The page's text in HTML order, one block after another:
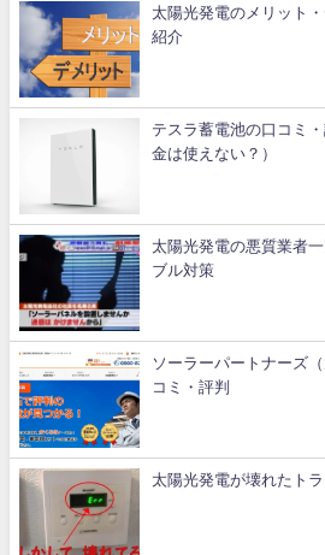
太陽光発電のメリット
紹介
テスラ蓄電池の口コミ
金は使えない？）
太陽光発電の悪質業者
ブル対策
ソーラーパートナーズ
コミ・評判
太陽光発電が壊れたト